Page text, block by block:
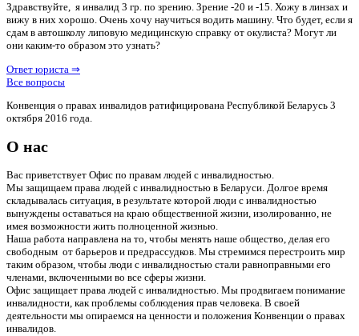
Здравствуйте, я инвалид 3 гр. по зрению. Зрение -20 и -15. Хожу в линзах и
вижу в них хорошо. Очень хочу научиться водить машину. Что будет, если я
сдам в автошколу липовую медицинскую справку от окулиста? Могут ли
они каким-то образом это узнать?
Ответ юриста ⇒
Все вопросы
Конвенция о правах инвалидов ратифицирована Республикой Беларусь 3
октября 2016 года.
О нас
Вас приветствует Офис по правам людей с инвалидностью.
Мы защищаем права людей с инвалидностью в Беларуси. Долгое время
складывалась ситуация, в результате которой люди с инвалидностью
вынуждены оставаться на краю общественной жизни, изолированно, не
имея возможности жить полноценной жизнью.
Наша работа направлена на то, чтобы менять наше общество, делая его
свободным от барьеров и предрассудков. Мы стремимся перестроить мир
таким образом, чтобы люди с инвалидностью стали равноправными его
членами, включенными во все сферы жизни.
Офис защищает права людей с инвалидностью. Мы продвигаем понимание
инвалидности, как проблемы соблюдения прав человека. В своей
деятельности мы опираемся на ценности и положения Конвенции о правах
инвалидов.